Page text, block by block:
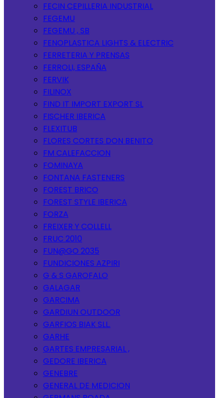
FECIN CEPILLERIA INDUSTRIAL
FEGEMU
FEGEMU , SB
FENOPLASTICA LIGHTS & ELECTRIC
FERRETERIA Y PRENSAS
FERROLI, ESPAÑA
FERVIK
FILINOX
FIND IT IMPORT EXPORT SL
FISCHER IBERICA
FLEXITUB
FLORES CORTES DON BENITO
FM CALEFACCION
FOMINAYA
FONTANA FASTENERS
FOREST BRICO
FOREST STYLE IBERICA
FORZA
FREIXER Y COLLELL
FRUC 2010
FUN@GO 2035
FUNDICIONES AZPIRI
G & S GAROFALO
GALAGAR
GARCIMA
GARDIUN OUTDOOR
GARFIOS BIAK SLL.
GARHE
GARTES EMPRESARIAL ,
GEDORE IBERICA
GENEBRE
GENERAL DE MEDICION